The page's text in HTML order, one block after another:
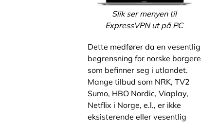
Slik ser menyen til
ExpressVPN ut på PC
Dette medfører da en vesentlig
begrensning for norske borgere
som befinner seg i utlandet.
Mange tilbud som NRK, TV2
Sumo, HBO Nordic, Viaplay,
Netflix i Norge, e.l., er ikke
eksisterende eller vesentlig